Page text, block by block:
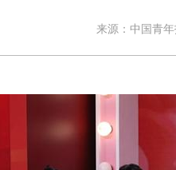
来源： 中国青年